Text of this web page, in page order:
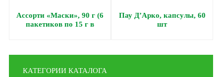
Ассорти «Маски», 90 г (6
пакетиков по 15 г в
Пау Д’Арко, капсулы, 60
шт
КАТЕГОРИИ КАТАЛОГА